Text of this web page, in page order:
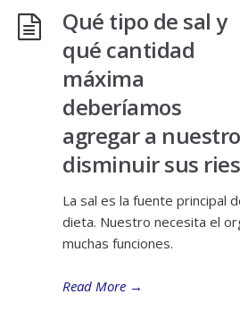
Qué tipo de sal y
qué cantidad
máxima
deberíamos
agregar a
disminuir sus
La sal es la fuente principal
dieta. Nuestro necesita el
muchas funciones.
Read More →